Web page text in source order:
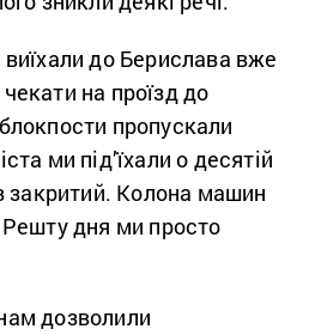
до Берислава вже
на проїзд до
пропускали
ми під’їхали о десятій
закритий. Колона машин
дня ми просто
дозволили